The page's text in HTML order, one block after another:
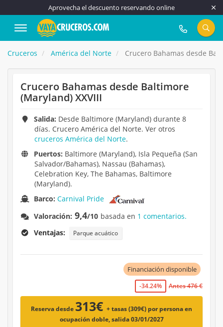
Aprovecha el descuento reservando online
917 815 555
Cruceros América del Norte Crucero Bahamas desde
Crucero Bahamas desde Baltimore
(Maryland) XXVIII
Salida: Desde Baltimore (Maryland) durante 8
días. Crucero América del Norte. Ver otros
cruceros América del Norte.
Puertos: Baltimore (Maryland), Isla Pequeña (San
Salvador/Bahamas), Nassau (Bahamas),
Celebration Key, The Bahamas, Baltimore
(Maryland).
Barco:Carnival Pride
Valoración: 9,4/10 basada en 1 comentarios.
Ventajas:
Parque acuático
Financiación disponible
-34.24% Antes 476 €
Reserva desde 313€ + tasas (309€) por persona en
ocupación doble, salida 03/01/2027